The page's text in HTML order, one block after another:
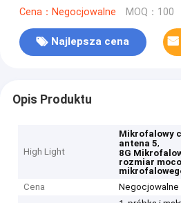
Cena：Negocjowalne MOQ：100
Najlepsza cena
Opis Produktu
High Light
Mikrofalowy
antena 5,
8G
rozmiar
Cena
Negocjowalne